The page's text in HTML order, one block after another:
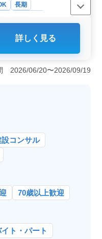
長期
地域の高齢者や障が
える重要な役割を果た
ケアを提供すること
に対応するため、経
社会保険完備、残業
です。プライベート
す。
詳しく見る
2026/06/20〜2026/09/19
設コンサル
70歳以上歓迎
ト・パート